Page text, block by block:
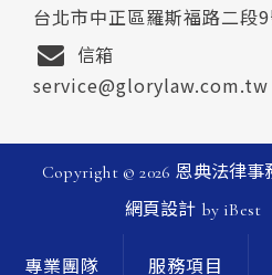
台北市中正區羅斯福路二段
信箱
service@glorylaw.com.tw
Copyright © 2026 恩典法律事
網頁設計 by iBest
專業團隊 服務項目